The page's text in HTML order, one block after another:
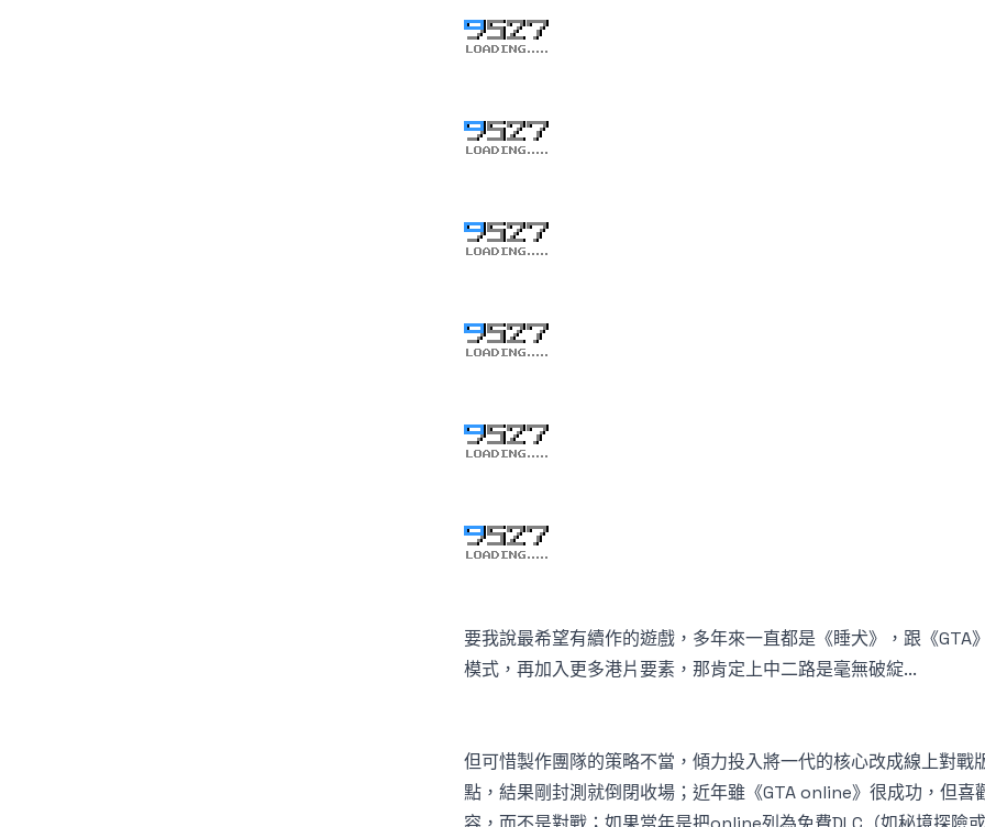
要我說最希望有續作的遊戲，多年來一直都是《睡犬》，跟《GTA
模式，再加入更多港片要素，那肯定上中二路是毫無破綻...
但可惜製作團隊的策略不當，傾力投入將一代的核心改成線上對戰
點，結果剛封測就倒閉收場；近年雖《GTA online》很成功，但